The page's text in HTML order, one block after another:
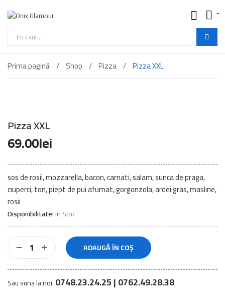
Onix
Mancare
Buna
-
Cautare
de
produse
Prima pagină Shop Pizza Pizza XXL
Pizza XXL
69.00lei
sos de rosii, mozzarella, bacon, carnati, salam, sunca de praga,
ciuperci, ton, piept de pui afumat, gorgonzola, ardei gras, masline,
rosii
Disponibilitate:In Stoc
ADAUGĂ ÎN COȘ
Sau suna la noi:0748.23.24.25 | 0762.49.28.38